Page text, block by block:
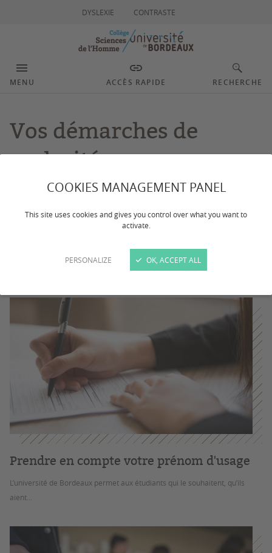
COOKIES MANAGEMENT PANEL
This site uses cookies and gives you control over what you want to
activate.
PERSONALIZE OK, ACCEPT ALL
DYSLEXIE CONTRASTE
MENU ACCÈS RAPIDE RECHERCHE
Vos démarches de
scolarité
Prendre en compte votre prénom d'usage
L’université de Bordeaux permet aux étudiants qui le souhaitent, qu’ils
aient...